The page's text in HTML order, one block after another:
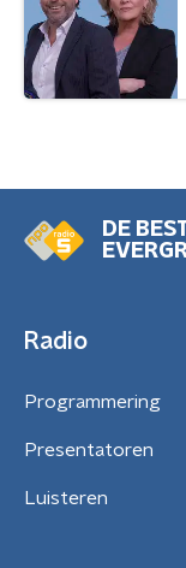
DE
Radio
Programmering
Presentatoren
Luisteren